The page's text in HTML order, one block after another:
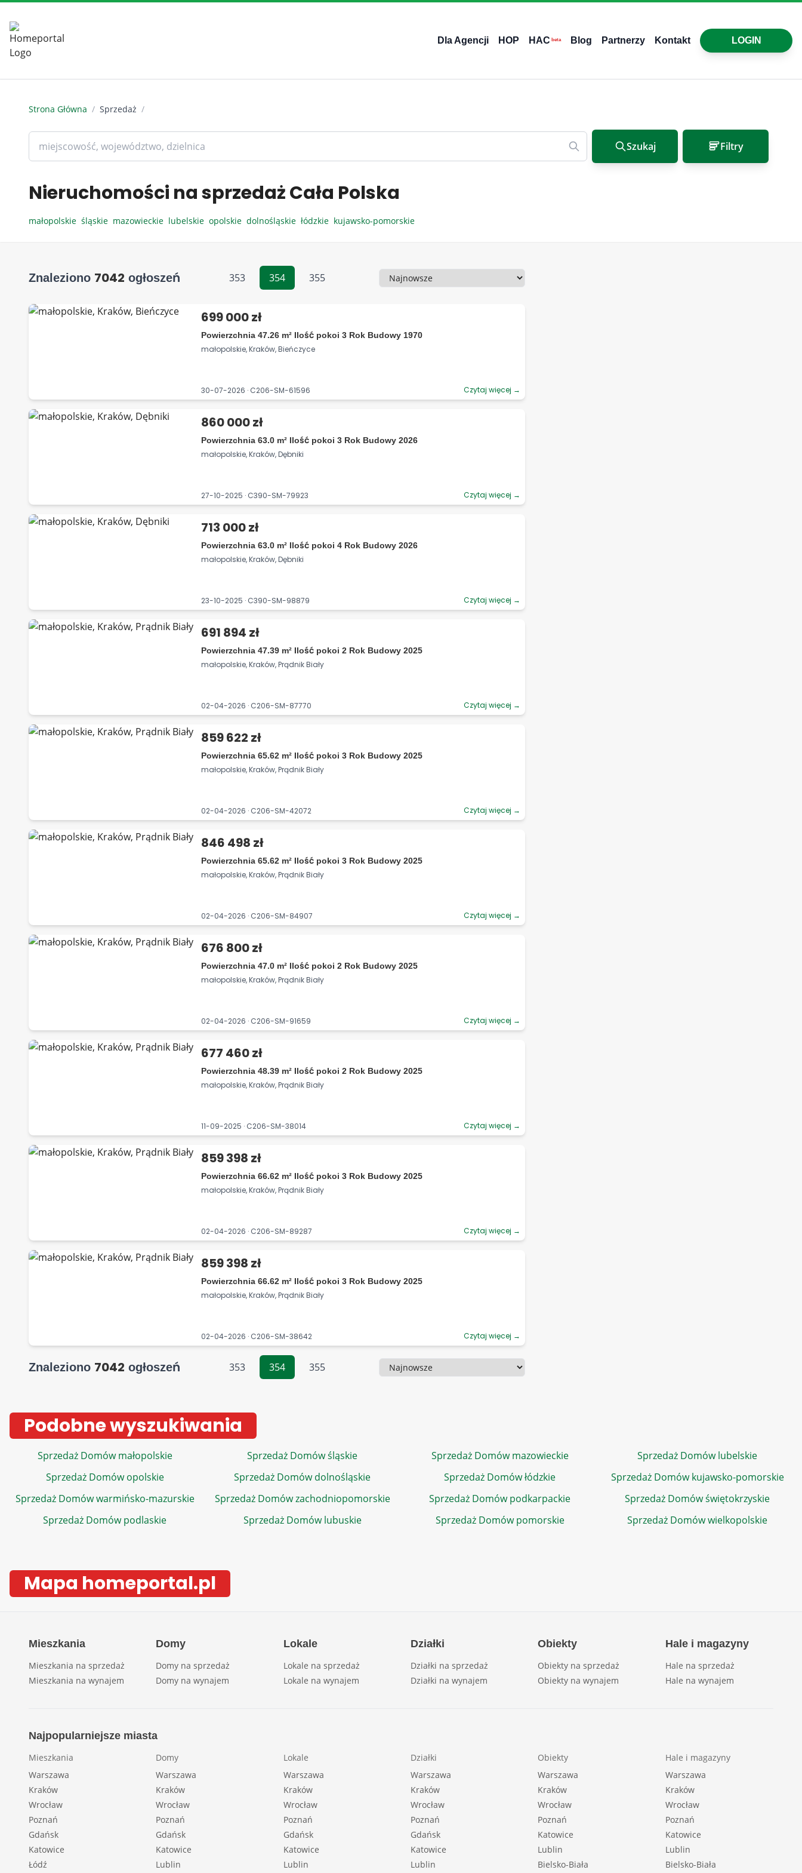
Dla Agencji HOP HAC beta Blog Partnerzy Kontakt LOGIN
Strona Główna / Sprzedaż /
Szukaj Filtry
Nieruchomości na sprzedaż Cała Polska
małopolskie śląskie mazowieckie lubelskie opolskie dolnośląskie łódzkie kujawsko-pomorskie
Znaleziono 7042 ogłoszeń 353 354 355 Sortowanie
699 000 zł
Powierzchnia 47.26 m² Ilość pokoi 3 Rok Budowy 1970
małopolskie, Kraków, Bieńczyce
30-07-2026 · C206-SM-61596 Czytaj więcej →
860 000 zł
Powierzchnia 63.0 m² Ilość pokoi 3 Rok Budowy 2026
małopolskie, Kraków, Dębniki
27-10-2025 · C390-SM-79923 Czytaj więcej →
713 000 zł
Powierzchnia 63.0 m² Ilość pokoi 4 Rok Budowy 2026
małopolskie, Kraków, Dębniki
23-10-2025 · C390-SM-98879 Czytaj więcej →
691 894 zł
Powierzchnia 47.39 m² Ilość pokoi 2 Rok Budowy 2025
małopolskie, Kraków, Prądnik Biały
02-04-2026 · C206-SM-87770 Czytaj więcej →
859 622 zł
Powierzchnia 65.62 m² Ilość pokoi 3 Rok Budowy 2025
małopolskie, Kraków, Prądnik Biały
02-04-2026 · C206-SM-42072 Czytaj więcej →
846 498 zł
Powierzchnia 65.62 m² Ilość pokoi 3 Rok Budowy 2025
małopolskie, Kraków, Prądnik Biały
02-04-2026 · C206-SM-84907 Czytaj więcej →
676 800 zł
Powierzchnia 47.0 m² Ilość pokoi 2 Rok Budowy 2025
małopolskie, Kraków, Prądnik Biały
02-04-2026 · C206-SM-91659 Czytaj więcej →
677 460 zł
Powierzchnia 48.39 m² Ilość pokoi 2 Rok Budowy 2025
małopolskie, Kraków, Prądnik Biały
11-09-2025 · C206-SM-38014 Czytaj więcej →
859 398 zł
Powierzchnia 66.62 m² Ilość pokoi 3 Rok Budowy 2025
małopolskie, Kraków, Prądnik Biały
02-04-2026 · C206-SM-89287 Czytaj więcej →
859 398 zł
Powierzchnia 66.62 m² Ilość pokoi 3 Rok Budowy 2025
małopolskie, Kraków, Prądnik Biały
02-04-2026 · C206-SM-38642 Czytaj więcej →
Znaleziono 7042 ogłoszeń 353 354 355 Sortowanie
Podobne wyszukiwania
Sprzedaż Domów małopolskie Sprzedaż Domów śląskie Sprzedaż Domów mazowieckie
Sprzedaż Domów lubelskie
Sprzedaż Domów opolskie
Sprzedaż Domów dolnośląskie Sprzedaż Domów łódzkie
Sprzedaż Domów kujawsko-pomorskie
Sprzedaż Domów warmińsko-mazurskie
Sprzedaż Domów zachodniopomorskie Sprzedaż Domów podkarpackie
Sprzedaż Domów świętokrzyskie
Sprzedaż Domów podlaskie
Sprzedaż Domów lubuskie Sprzedaż Domów pomorskie Sprzedaż Domów wielkopolskie
Mapa homeportal.pl
Mieszkania
Mieszkania na sprzedaż
Mieszkania na wynajem
Domy
Domy na sprzedaż
Domy na wynajem
Lokale
Lokale na sprzedaż
Lokale na wynajem
Działki
Działki na sprzedaż
Działki na wynajem
Obiekty
Obiekty na sprzedaż
Obiekty na wynajem
Hale i magazyny
Hale na sprzedaż
Hale na wynajem
Najpopularniejsze miasta
Mieszkania
Warszawa
Kraków
Wrocław
Poznań
Gdańsk
Katowice
Łódź
Domy
Warszawa
Kraków
Wrocław
Poznań
Gdańsk
Katowice
Lublin
Lokale
Warszawa
Kraków
Wrocław
Poznań
Gdańsk
Katowice
Lublin
Działki
Warszawa
Kraków
Wrocław
Poznań
Gdańsk
Katowice
Lublin
Obiekty
Warszawa
Kraków
Wrocław
Poznań
Katowice
Lublin
Bielsko-Biała
Hale i magazyny
Warszawa
Kraków
Wrocław
Poznań
Katowice
Lublin
Bielsko-Biała